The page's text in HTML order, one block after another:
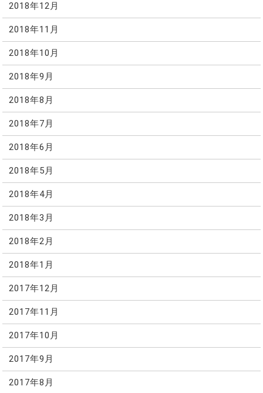
2018年12月
2018年11月
2018年10月
2018年9月
2018年8月
2018年7月
2018年6月
2018年5月
2018年4月
2018年3月
2018年2月
2018年1月
2017年12月
2017年11月
2017年10月
2017年9月
2017年8月